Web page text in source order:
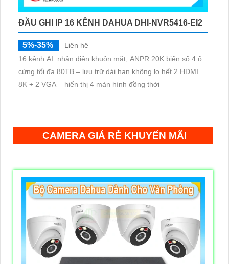
ĐẦU GHI IP 16 KÊNH DAHUA DHI-NVR5416-EI2
5%-35%
Liên hệ
16 kênh AI: nhận diện khuôn mặt, ANPR 20K biển số 4 ổ
cứng tối đa 80TB – lưu trữ dài hạn không lo hết 2 HDMI
8K + 2 VGA – hiển thị 4 màn hình đồng thời
CAMERA GIÁ RẺ KHUYẾN MÃI